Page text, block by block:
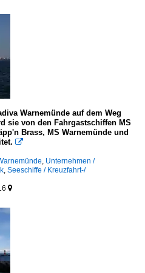
Warnemünde auf dem Weg
sie von den Fahrgastschiffen MS
Brass, MS Warnemünde und

, Unternehmen /
, Seeschiffe / Kreuzfahrt-/
